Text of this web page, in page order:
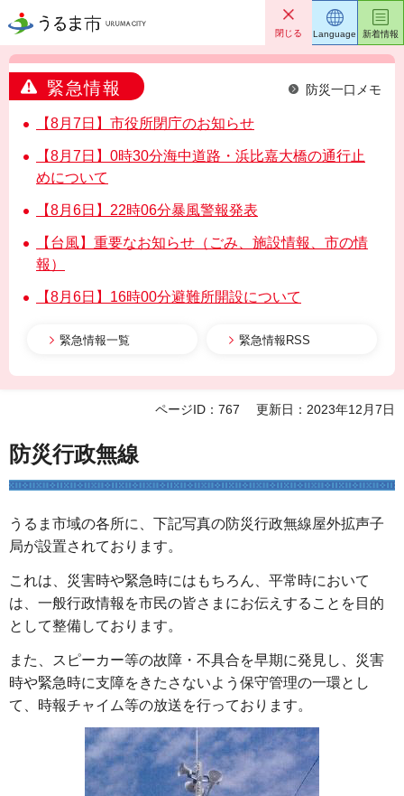
うるま市 閉じる
緊急情報 防災一口メモ
【8月7日】市役所閉庁のお知らせ
【8月7日】0時30分海中道路・浜比嘉大橋の通行止
めについて
【8月6日】22時06分暴風警報発表
【台風】重要なお知らせ（ごみ、施設情報、市の情
報）
【8月6日】16時00分避難所開設について
緊急情報一覧 緊急情報RSS
Language 新着情報
ページID：767 更新日：2023年12月7日
防災行政無線
うるま市域の各所に、下記写真の防災行政無線屋外拡声子
局が設置されております。
これは、災害時や緊急時にはもちろん、平常時において
は、一般行政情報を市民の皆さまにお伝えすることを目的
として整備しております。
また、スピーカー等の故障・不具合を早期に発見し、災害
時や緊急時に支障をきたさないよう保守管理の一環とし
て、時報チャイム等の放送を行っております。